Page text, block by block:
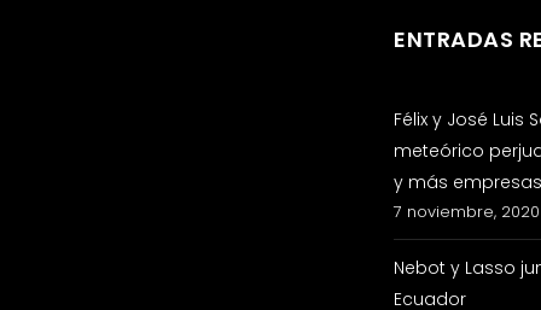
ENTRADAS
Félix y José Luis
meteórico
y más
7 noviembre, 2020
Nebot y Lasso
Ecuador